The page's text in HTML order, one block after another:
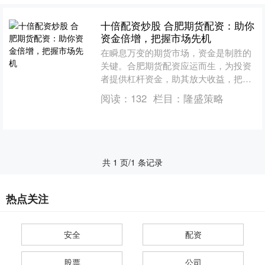
十倍配资炒股 合肥期货配资：助你
资金倍增，把握市场先机
在瞬息万变的期货市场，资金是制胜的
关键。合肥期货配资应运而生，为投资
者提供杠杆资金，助其放大收益，把握
市场先机。 目前，市场上有许多配资平
台，投资者可以根据自己....
阅读： 132 栏目： 隆盛策略
共 1 页/1 条记录
热点关注
安全 配资
股票 公司